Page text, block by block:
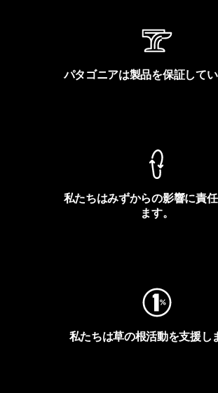
パタゴニアは製品を保証してい
私たちはみずからの影響に責
ます。
私たちは草の根活動を支援し